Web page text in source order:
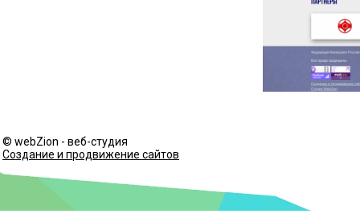
© webZion - веб-студия
Создание и продвижение сайтов